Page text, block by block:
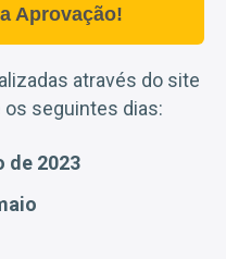
Aprovação!
através do site
os seguintes dias:
de 2023